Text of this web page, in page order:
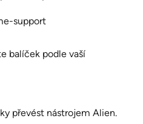
support
balíček podle vaší
převést nástrojem Alien.